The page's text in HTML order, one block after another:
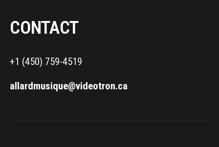
CONTACT
+1 (450) 759-4519
allardmusique@videotron.ca